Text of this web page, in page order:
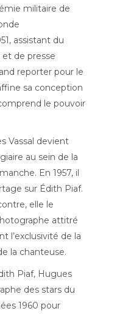
militaire de
assistant du
de presse
reporter pour le
sa conception
le pouvoir
Vassal devient
au sein de la
En 1957, il
sur Édith Piaf.
elle le
attitré
l’exclusivité de la
la chanteuse.
Piaf, Hugues
des stars du
1960 pour